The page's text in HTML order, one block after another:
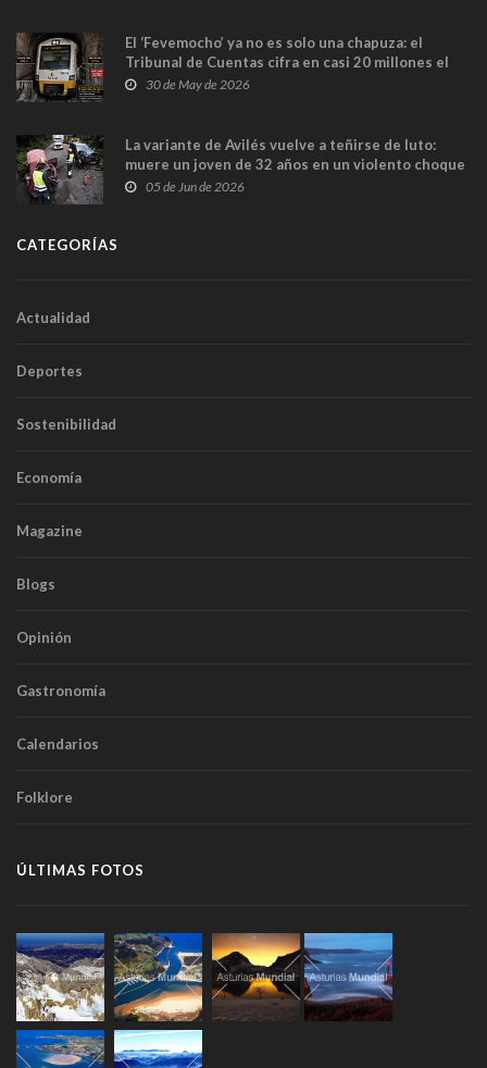
El ‘Fevemocho’ ya no es solo una chapuza: el
Tribunal de Cuentas cifra en casi 20 millones el
sobrecoste de los trenes que no cabían por los
30 de May de 2026
La variante de Avilés vuelve a teñirse de luto:
muere un joven de 32 años en un violento choque
frontal
05 de Jun de 2026
CATEGORÍAS
Actualidad
Deportes
Sostenibilidad
Economía
Magazine
Blogs
Opinión
Gastronomía
Calendarios
Folklore
ÚLTIMAS FOTOS